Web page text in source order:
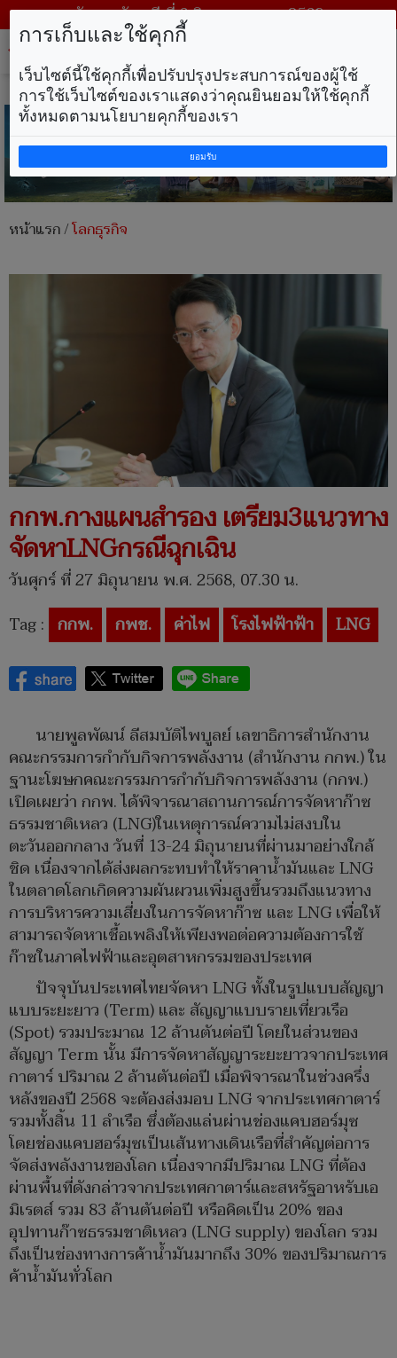
วันพฤหัสบดี ที่ 6 สิงหาคม พ.ศ. 2569
หน้าแรก/โลกธุรกิจ
กกพ.กางแผนสำรอง เตรียม3แนวทาง
จัดหาLNGกรณีฉุกเฉิน
วันศุกร์ ที่ 27 มิถุนายน พ.ศ. 2568, 07.30 น.
Tag : กกพ. กพช. ค่าไฟ โรงไฟฟ้าฟ้า LNG
นายพูลพัฒน์ ลีสมบัติไพบูลย์ เลขาธิการสำนักงาน
คณะกรรมการกำกับกิจการพลังงาน (สำนักงาน กกพ.) ใน
ฐานะโฆษกคณะกรรมการกำกับกิจการพลังงาน (กกพ.)
เปิดเผยว่า กกพ. ได้พิจารณาสถานการณ์การจัดหาก๊าซ
ธรรมชาติเหลว (LNG)ในเหตุการณ์ความไม่สงบใน
ตะวันออกกลาง วันที่ 13-24 มิถุนายนที่ผ่านมาอย่างใกล้
ชิด เนื่องจากได้ส่งผลกระทบทำให้ราคาน้ำมันและ LNG
ในตลาดโลกเกิดความผันผวนเพิ่มสูงขึ้นรวมถึงแนวทาง
การบริหารความเสี่ยงในการจัดหาก๊าซ และ LNG เพื่อให้
สามารถจัดหาเชื้อเพลิงให้เพียงพอต่อความต้องการใช้
ก๊าซในภาคไฟฟ้าและอุตสาหกรรมของประเทศ
ปัจจุบันประเทศไทยจัดหา LNG ทั้งในรูปแบบสัญญา
แบบระยะยาว (Term) และ สัญญาแบบรายเที่ยวเรือ
(Spot) รวมประมาณ 12 ล้านตันต่อปี โดยในส่วนของ
สัญญา Term นั้น มีการจัดหาสัญญาระยะยาวจากประเทศ
กาตาร์ ปริมาณ 2 ล้านตันต่อปี เมื่อพิจารณาในช่วงครึ่ง
หลังของปี 2568 จะต้องส่งมอบ LNG จากประเทศกาตาร์
รวมทั้งสิ้น 11 ลำเรือ ซึ่งต้องแล่นผ่านช่องแคบฮอร์มุซ
โดยช่องแคบฮอร์มุซเป็นเส้นทางเดินเรือที่สำคัญต่อการ
จัดส่งพลังงานของโลก เนื่องจากมีปริมาณ LNG ที่ต้อง
ผ่านพื้นที่ดังกล่าวจากประเทศกาตาร์และสหรัฐอาหรับเอ
มิเรตส์ รวม 83 ล้านตันต่อปี หรือคิดเป็น 20% ของ
อุปทานก๊าซธรรมชาติเหลว (LNG supply) ของโลก รวม
ถึงเป็นช่องทางการค้าน้ำมันมากถึง 30% ของปริมาณการ
ค้าน้ำมันทั่วโลก
การเก็บและใช้คุกกี้
เว็บไซต์นี้ใช้คุกกี้เพื่อปรับปรุงประสบการณ์ของผู้ใช้
การใช้เว็บไซต์ของเราแสดงว่าคุณยินยอมให้ใช้คุกกี้
ทั้งหมดตามนโยบายคุกกี้ของเรา
ยอมรับ